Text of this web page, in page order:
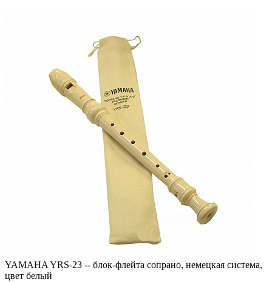
YAMAHA YRS-23 -- блок-флейта сопрано, немецкая система,
цвет белый